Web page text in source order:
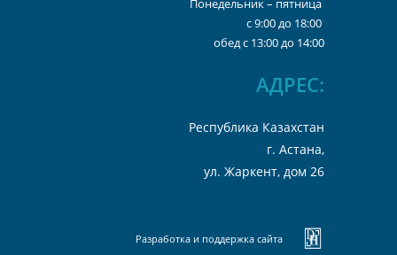
Понедельник – пятница
с 9:00 до 18:00
обед с 13:00 до 14:00
АДРЕС:
Республика Казахстан
г. Астана,
ул. Жаркент, дом 26
Разработка и поддержка сайта